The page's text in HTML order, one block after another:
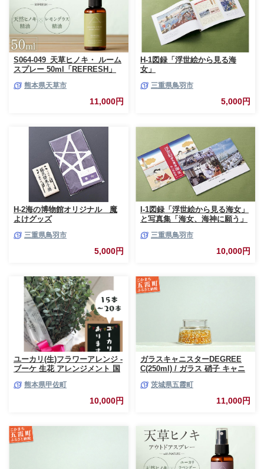
S064-049_天草ヒノキ・ ルーム
スプレー 50ml「REFRESH」
熊本県天草市
11,000円
H-1図録「浮世絵から見る海
女」
三重県鳥羽市
5,000円
H-2海の博物館オリジナル 魔
よけグッズ
三重県鳥羽市
5,000円
I-1図録「浮世絵から見る海女」
と写真集「海女、海神に願う」
三重県鳥羽市
10,000円
ユーカリ(生)フラワーアレンジ -
ブーケ 生花 アレンジメント 国
ンテリア 虫よけ作用 人気 おす
熊本県甲佐町
10,000円
ガラスキャニスターDEGREE
C(250ml) / ガラス 硝子 キャニ
耐熱 一生もの 職人 こだわり
JIDA デザインミュージアムセ
レクション 茨城県 五霞町
茨城県五霞町
11,000円